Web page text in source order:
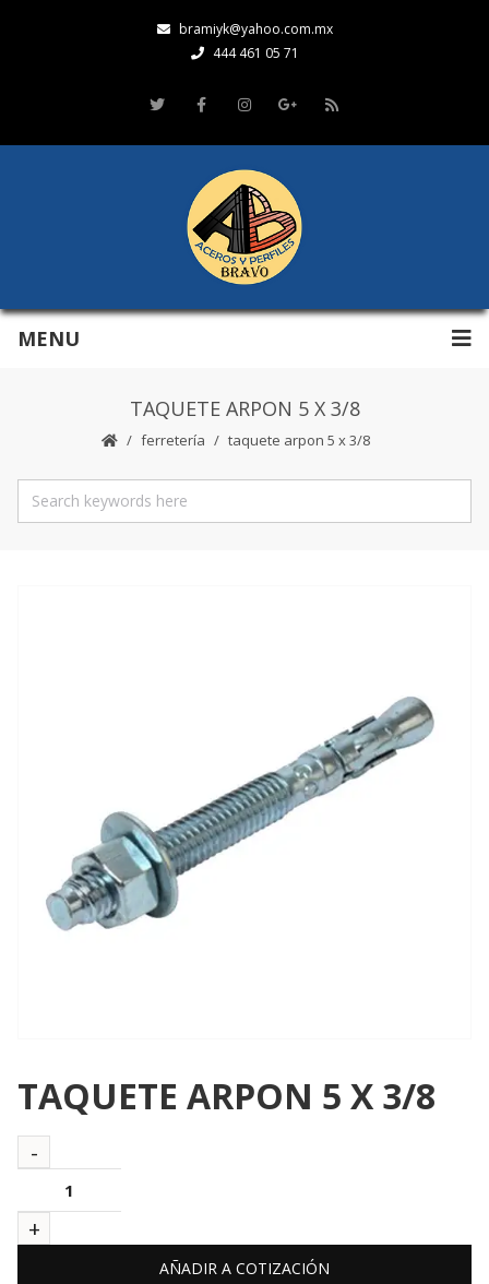
bramiyk@yahoo.com.mx
444 461 05 71
MENU
TAQUETE ARPON 5 X 3/8
ferretería taquete arpon 5 x 3/8
TAQUETE ARPON 5 X 3/8
AÑADIR A COTIZACIÓN